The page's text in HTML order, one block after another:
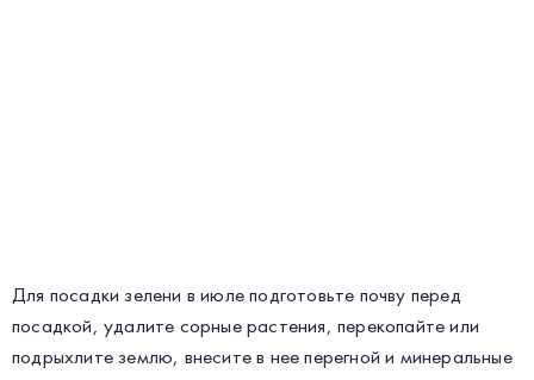
Для посадки зелени в июле подготовьте почву перед
посадкой, удалите сорные растения, перекопайте или
подрыхлите землю, внесите в нее перегной и минеральные